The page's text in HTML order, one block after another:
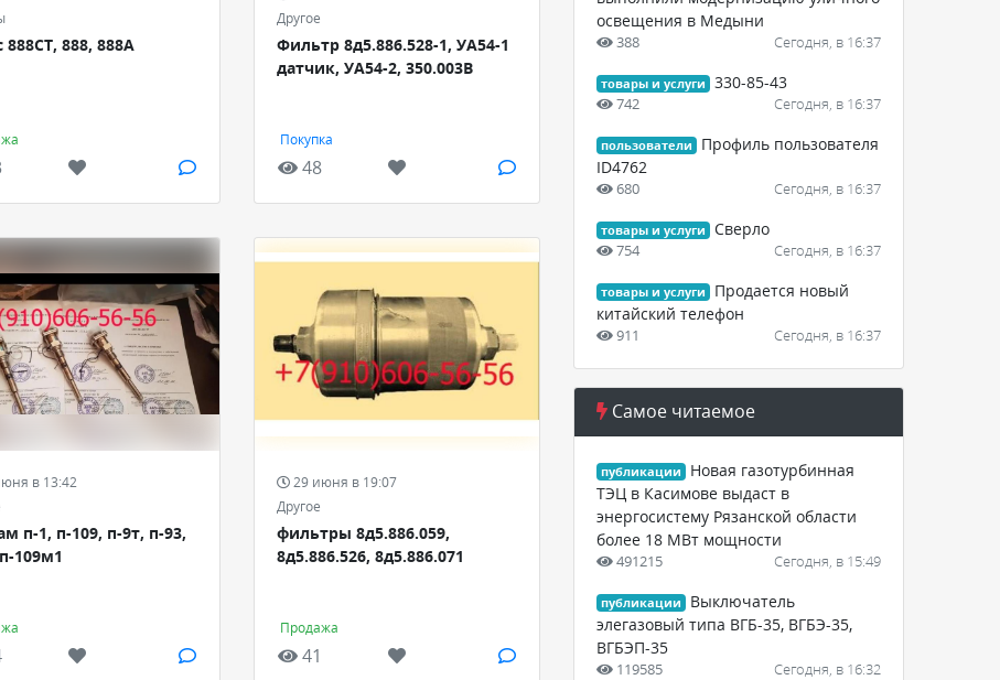
888СТ, 888, 888А
Другое
Фильтр 8д5.886.528-1, УА54-1
датчик, УА54-2, 350.003В
Покупка
48
в 13:42
п-1, п-109, п-9т, п-93,
109м1
29 июня в 19:07
Другое
фильтры 8д5.886.059,
8д5.886.526, 8д5.886.071
Продажа
41
освещения в Медыни
388 Сегодня, в 16:37
товары и услуги 330-85-43
742 Сегодня, в 16:37
пользователи
Профиль пользователя
ID4762
680 Сегодня, в 16:37
товары и услуги Сверло
754 Сегодня, в 16:37
товары и услуги
Продается новый
китайский телефон
911 Сегодня, в 16:37
Самое читаемое
публикации
Новая газотурбинная
ТЭЦ в Касимове выдаст в
энергосистему Рязанской области
более 18 МВт мощности
491215 Сегодня, в 15:49
публикации
Выключатель
элегазовый типа ВГБ-35, ВГБЭ-35,
ВГБЭП-35
119585 Сегодня, в 16:32